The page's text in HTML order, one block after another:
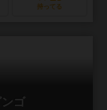
持ってる
ゴ